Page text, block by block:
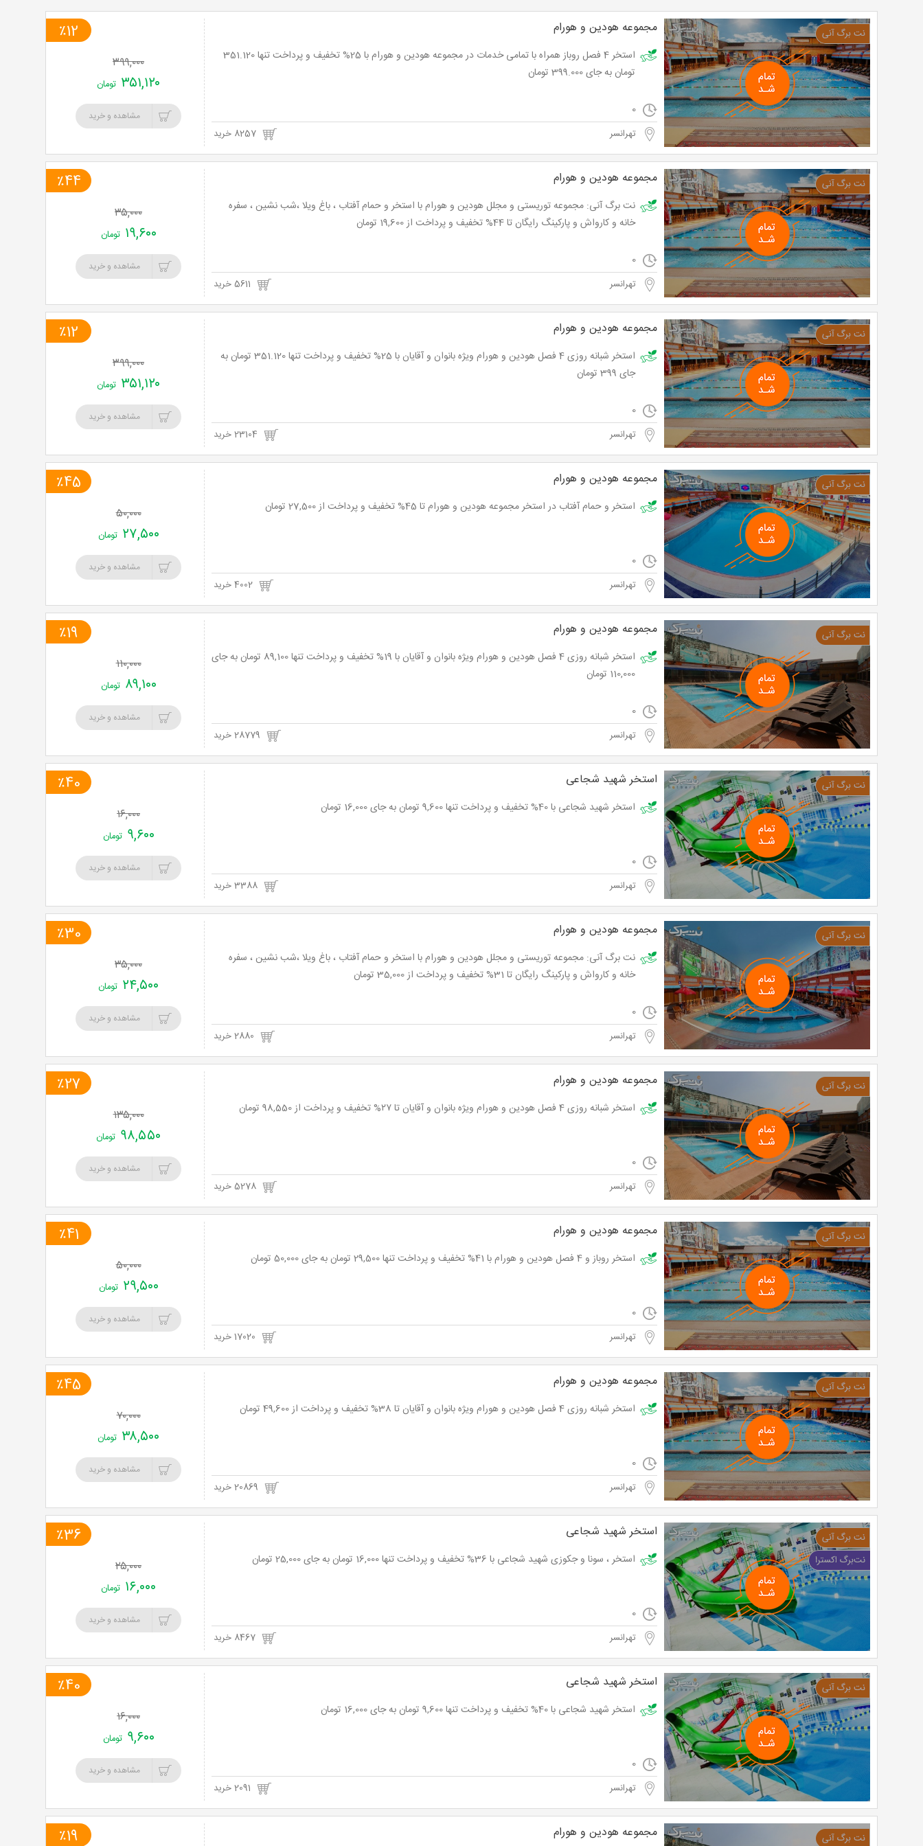
مجموعه هودین و هورام
استخر 4 فصل روباز همراه با تمامی خدمات در مجموعه هودین و هورام با 25% تخفیف و پرداخت تنها 351.120
تومان به جای 399.000 تومان
0
تهرانسر 8257 خرید
٪12
۳۹۹,۰۰۰
۳۵۱,۱۲۰ تومان
مشاهده و خرید
مجموعه هودین و هورام
نت برگ آنی: مجموعه توریستی و مجلل هودین و هورام با استخر و حمام آفتاب ، باغ ویلا ،شب نشین ، سفره
خانه و کارواش و پارکینگ رایگان تا 44% تخفیف و پرداخت از 19,600 تومان
0
تهرانسر
٪44
۳۵,۰۰۰
۱۹,۶۰۰ تومان
مشاهده و خرید
مجموعه هودین و هورام
استخر شبانه روزی 4 فصل هودین و هورام ویژه بانوان و آقایان با 25% تخفیف و پرداخت تنها 351.120 تومان به
جای 399 تومان
0
تهرانسر
٪12
۳۹۹,۰۰۰
۳۵۱,۱۲۰ تومان
مشاهده و خرید
مجموعه هودین و هورام
استخر و حمام آفتاب در استخر مجموعه هودین و هورام تا 45% تخفیف و پرداخت از 27,500 تومان
0
تهرانسر 4002 خرید
٪45
۵۰,۰۰۰
۲۷,۵۰۰ تومان
مشاهده و خرید
مجموعه هودین و هورام
استخر شبانه روزی 4 فصل هودین و هورام ویژه بانوان و آقایان با 19% تخفیف و پرداخت تنها 89,100 تومان به جای
110,000 تومان
0
تهرانسر
٪19
۱۱۰,۰۰۰
۸۹,۱۰۰ تومان
مشاهده و خرید
استخر شهید شجاعی
استخر شهید شجاعی با 40% تخفیف و پرداخت تنها 9,600 تومان به جای 16,000 تومان
0
تهرانسر 3388 خرید
٪40
۱۶,۰۰۰
۹,۶۰۰ تومان
مشاهده و خرید
مجموعه هودین و هورام
نت برگ آنی: مجموعه توریستی و مجلل هودین و هورام با استخر و حمام آفتاب ، باغ ویلا ،شب نشین ، سفره
خانه و کارواش و پارکینگ رایگان تا 31% تخفیف و پرداخت از 35,000 تومان
0
تهرانسر
٪30
۳۵,۰۰۰
۲۴,۵۰۰ تومان
مشاهده و خرید
مجموعه هودین و هورام
استخر شبانه روزی 4 فصل هودین و هورام ویژه بانوان و آقایان تا ۲۷% تخفیف و پرداخت از 98,550 تومان
0
تهرانسر 5278 خرید
٪27
۱۳۵,۰۰۰
۹۸,۵۵۰ تومان
مشاهده و خرید
مجموعه هودین و هورام
استخر روباز و 4 فصل هودین و هورام با 41% تخفیف و پرداخت تنها 29,500 تومان به جای 50,000 تومان
0
تهرانسر
٪41
۵۰,۰۰۰
۲۹,۵۰۰ تومان
مشاهده و خرید
مجموعه هودین و هورام
استخر شبانه روزی 4 فصل هودین و هورام ویژه بانوان و آقایان تا 38% تخفیف و پرداخت از 49,600 تومان
0
تهرانسر
٪45
۷۰,۰۰۰
۳۸,۵۰۰ تومان
مشاهده و خرید
استخر شهید شجاعی
استخر ، سونا و جکوزی شهید شجاعی با 36% تخفیف و پرداخت تنها 16,000 تومان به جای 25,000 تومان
0
تهرانسر 8467 خرید
٪36
۲۵,۰۰۰
۱۶,۰۰۰ تومان
مشاهده و خرید
استخر شهید شجاعی
استخر شهید شجاعی با 40% تخفیف و پرداخت تنها 9,600 تومان به جای 16,000 تومان
0
تهرانسر
٪40
۱۶,۰۰۰
۹,۶۰۰ تومان
مشاهده و خرید
مجموعه هودین و هورام ٪19